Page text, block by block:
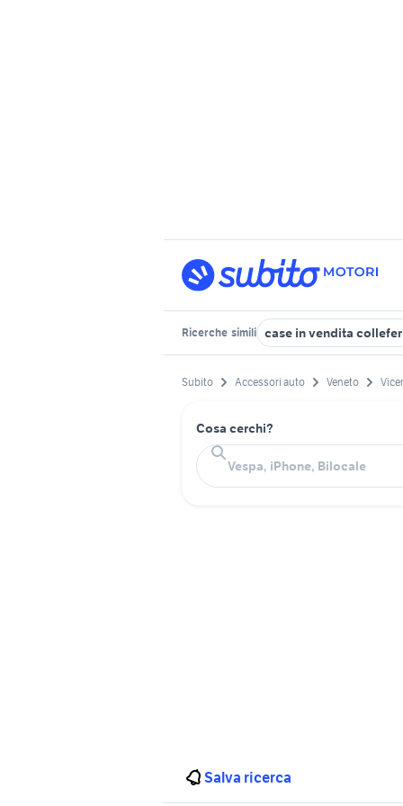
Ricerche simili case in vendita
Subito Accessori auto Veneto
Cosa cerchi?
Salva ricerca